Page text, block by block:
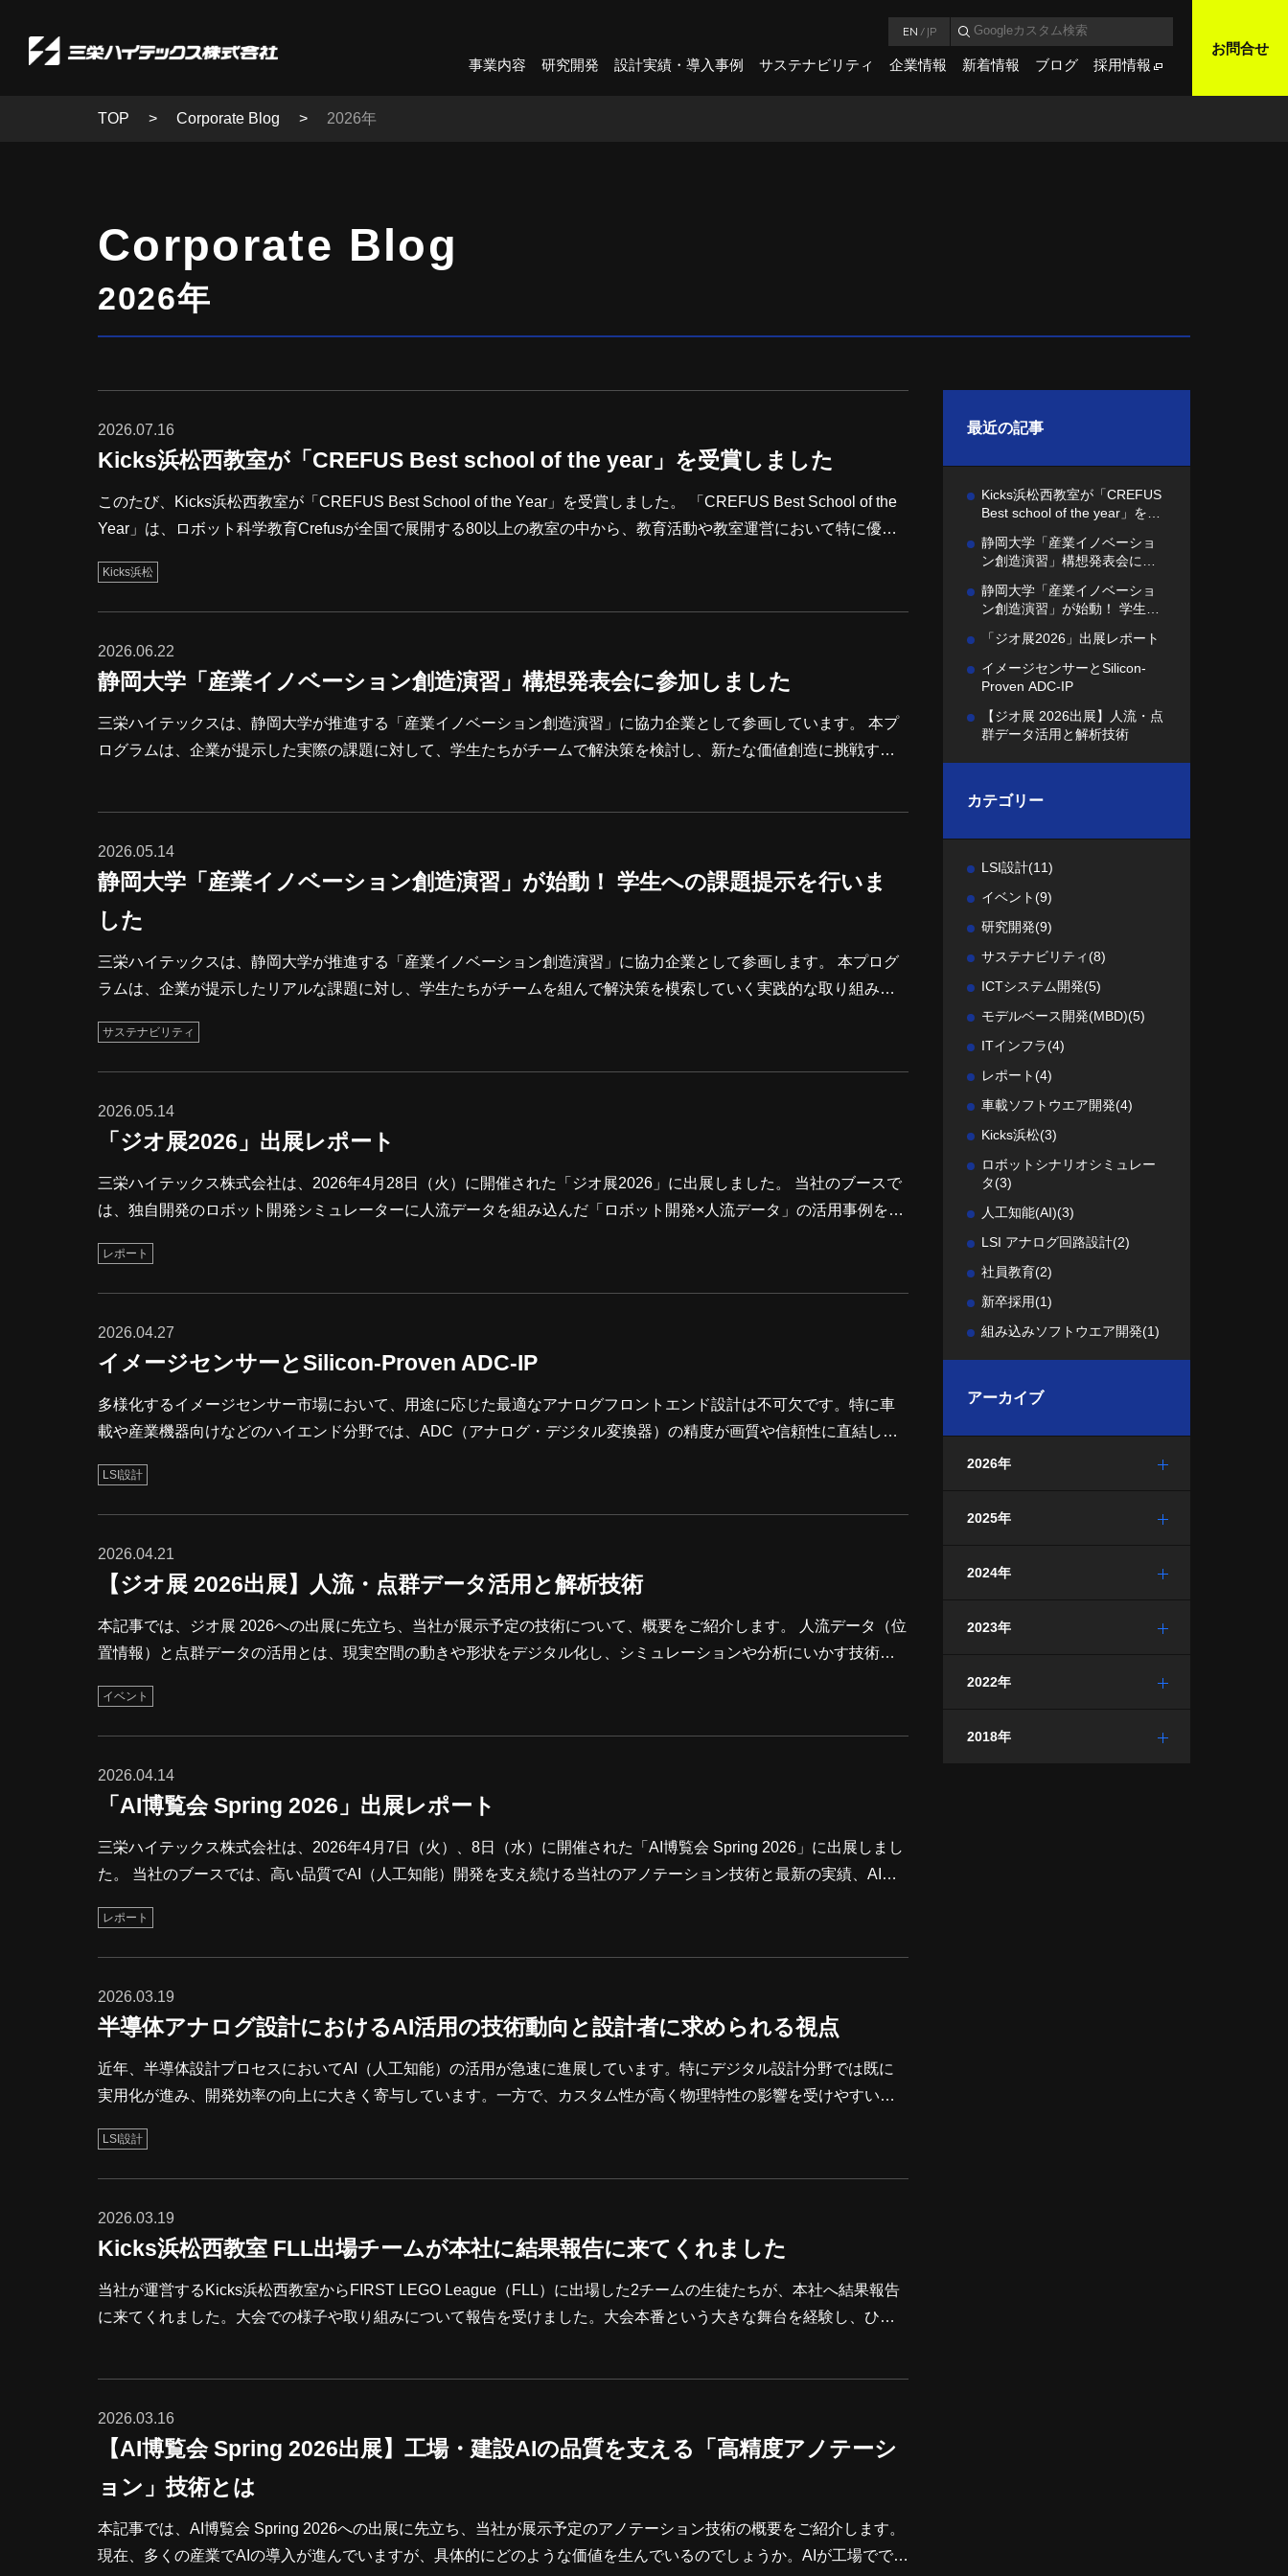
事業内容 研究開発 設計実績・導入事例 サステナビリティ 企業情報 新着情報 ブログ 採用情報
お問合せ
EN / JP
TOP Corporate Blog 2026年
Corporate Blog
2026年
2026.07.16
Kicks浜松西教室が「CREFUS Best school of the year」を受賞しました
このたび、Kicks浜松西教室が「CREFUS Best School of the Year」を受賞しました。 「CREFUS Best School of the
Year」は、ロボット科学教育Crefusが全国で展開する80以上の教室の中から、教育活動や教室運営において特に優れ
Crefus Cup での活躍、そして日頃からのCrefus教育に対する熱意を評価していただいたものです。 このような素晴ら
しい賞をいただけたのは、生徒の皆さんが日々頑張ってくれたことは
Kicks浜松
2026.06.22
静岡大学「産業イノベーション創造演習」構想発表会に参加しました
三栄ハイテックスは、静岡大学が推進する「産業イノベーション創造演習」に協力企業として参画しています。 本プ
ログラムは、企業が提示した実際の課題に対して、学生たちがチームで解決策を検討し、新たな価値創造に挑戦する
新たな気付きにつながる内容があり、学生ならではの柔軟な発想力を感じる機
2026.05.14
静岡大学「産業イノベーション創造演習」が始動！ 学生への課題提示を行いま
した
三栄ハイテックスは、静岡大学が推進する「産業イノベーション創造演習」に協力企業として参画します。 本プログ
ラムは、企業が提示したリアルな課題に対し、学生たちがチームを組んで解決策を模索していく実践的な取り組みで
公式ウェブサイトをご参照ください。4月30日、静岡大学にて学生たちへ当社の課題内容を説明しました。 質疑応答
では、学生のみなさんから質問があり、課題解決への意欲を感じることができました。学生チームとの伴走がスター
サステナビリティ
2026.05.14
「ジオ展2026」出展レポート
三栄ハイテックス株式会社は、2026年4月28日（火）に開催された「ジオ展2026」に出展しました。 当社のブースで
は、独自開発のロボット開発シミュレーターに人流データを組み込んだ「ロボット開発×人流データ」の活用事例を紹
ました。※VIRTUAL SHIZUOKAは静岡県がオープンデータとして公開している、静岡県全域の「3次元点群データ」
です。ロボット開発×人流データ現実の人流データを3D空間上で再現し、ロボットの回避動作などを検証するプロセス
レポート
2026.04.27
イメージセンサーとSilicon-Proven ADC-IP
多様化するイメージセンサー市場において、用途に応じた最適なアナログフロントエンド設計は不可欠です。特に車
載や産業機器向けなどのハイエンド分野では、ADC（アナログ・デジタル変換器）の精度が画質や信頼性に直結しま
計期間の短縮に貢献する当社の「Silicon-Proven ADC-IP」を用いたカスタム設計サービスの強みについてお伝えしま
す。INDEX イメージセンサーとは？ 用途別に見るイメージセンサーの多様性 イメージセンサー設計におけるADCの
LSI設計
2026.04.21
【ジオ展 2026出展】人流・点群データ活用と解析技術
本記事では、ジオ展 2026への出展に先立ち、当社が展示予定の技術について、概要をご紹介します。 人流データ（位
置情報）と点群データの活用とは、現実空間の動きや形状をデジタル化し、シミュレーションや分析にいかす技術で
決アプローチを解説します。メーカーのシステム開発者の方から、都市計画・スマートシティを推進する自治体関係
者の皆さままで、データ活用の具体的なヒントとなる技術をご紹介します。人流データ（位置情報）や点群データの
イベント
2026.04.14
「AI博覧会 Spring 2026」出展レポート
三栄ハイテックス株式会社は、2026年4月7日（火）、8日（水）に開催された「AI博覧会 Spring 2026」に出展しまし
た。 当社のブースでは、高い品質でAI（人工知能）開発を支え続ける当社のアノテーション技術と最新の実績、AIを
活用した外観検査） 会期中は多くの方々に当社ブースにお越しいただき、アノテーションをはじめ、当社のAI開発技
術をお伝えする機会となりました。会期中に配布しておりました「アノテーション事業紹介」は、下記のリンクから
レポート
2026.03.19
半導体アナログ設計におけるAI活用の技術動向と設計者に求められる視点
近年、半導体設計プロセスにおいてAI（人工知能）の活用が急速に進展しています。特にデジタル設計分野では既に
実用化が進み、開発効率の向上に大きく寄与しています。一方で、カスタム性が高く物理特性の影響を受けやすいア
起こり、アナログ設計でもAIを活用した事例が増加しています。本記事では、半導体エンジニアの皆さまに向けて、
アナログ設計におけるAI活用の現状を紹介します。また、導入の背景にある市場ニーズ、主要なAI支援型EDAツール
LSI設計
2026.03.19
Kicks浜松西教室 FLL出場チームが本社に結果報告に来てくれました
当社が運営するKicks浜松西教室からFIRST LEGO League（FLL）に出場した2チームの生徒たちが、本社へ結果報告
に来てくれました。大会での様子や取り組みについて報告を受けました。大会本番という大きな舞台を経験し、ひと
る素晴らしい実演でした。最後に代表の生徒から
2026.03.16
【AI博覧会 Spring 2026出展】工場・建設AIの品質を支える「高精度アノテーシ
ョン」技術とは
本記事では、AI博覧会 Spring 2026への出展に先立ち、当社が展示予定のアノテーション技術の概要をご紹介します。
現在、多くの産業でAIの導入が進んでいますが、具体的にどのような価値を生んでいるのでしょうか。AIが工場ででき
最近の記事
Kicks浜松西教室が「CREFUS
Best school of the year」を受
静岡大学「産業イノベーショ
ン創造演習」構想発表会に参
静岡大学「産業イノベーショ
ン創造演習」が始動！ 学生へ
「ジオ展2026」出展レポート
イメージセンサーとSilicon-
Proven ADC-IP
【ジオ展 2026出展】人流・点
群データ活用と解析技術
カテゴリー
LSI設計(11)
イベント (9)
研究開発(9)
サステナビリティ (8)
ICTシステム開発(5)
モデルベース開発(MBD)(5)
ITインフラ(4)
レポート (4)
車載ソフトウエア開発(4)
Kicks浜松(3)
ロボットシナリオシミュレー
タ(3)
人工知能(AI)(3)
LSI アナログ回路設計(2)
社員教育(2)
新卒採用(1)
組み込みソフトウエア開発(1)
アーカイブ
2026年
2025年
2024年
2023年
2022年
2018年